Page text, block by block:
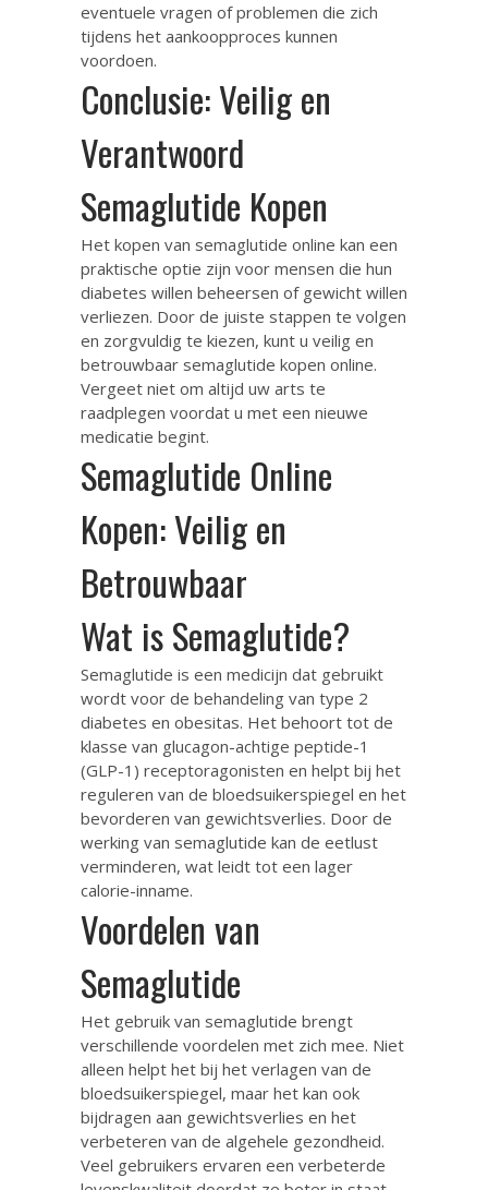
eventuele vragen of problemen die zich
tijdens het aankoopproces kunnen
voordoen.
Conclusie: Veilig en
Verantwoord
Semaglutide Kopen
Het kopen van semaglutide online kan een
praktische optie zijn voor mensen die hun
diabetes willen beheersen of gewicht willen
verliezen. Door de juiste stappen te volgen
en zorgvuldig te kiezen, kunt u veilig en
betrouwbaar semaglutide kopen online.
Vergeet niet om altijd uw arts te
raadplegen voordat u met een nieuwe
medicatie begint.
Semaglutide Online
Kopen: Veilig en
Betrouwbaar
Wat is Semaglutide?
Semaglutide is een medicijn dat gebruikt
wordt voor de behandeling van type 2
diabetes en obesitas. Het behoort tot de
klasse van glucagon-achtige peptide-1
(GLP-1) receptoragonisten en helpt bij het
reguleren van de bloedsuikerspiegel en het
bevorderen van gewichtsverlies. Door de
werking van semaglutide kan de eetlust
verminderen, wat leidt tot een lager
calorie-inname.
Voordelen van
Semaglutide
Het gebruik van semaglutide brengt
verschillende voordelen met zich mee. Niet
alleen helpt het bij het verlagen van de
bloedsuikerspiegel, maar het kan ook
bijdragen aan gewichtsverlies en het
verbeteren van de algehele gezondheid.
Veel gebruikers ervaren een verbeterde